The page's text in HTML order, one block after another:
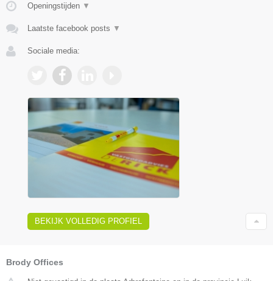
Openingstijden ▼
Laatste facebook posts ▼
Sociale media:
BEKIJK VOLLEDIG PROFIEL
Brody Offices